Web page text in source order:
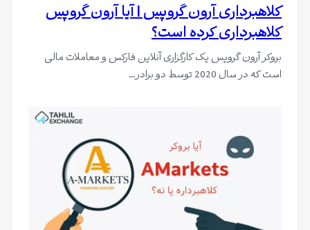
کلاهبرداری آرون گروپس | آیا آرون گروپس
کلاهبرداری کرده است؟
بروکر آرون گروپس یک کارگزاری آنلاین فارکس و معاملات مالی
است که در سال 2020 توسط دو برادر…